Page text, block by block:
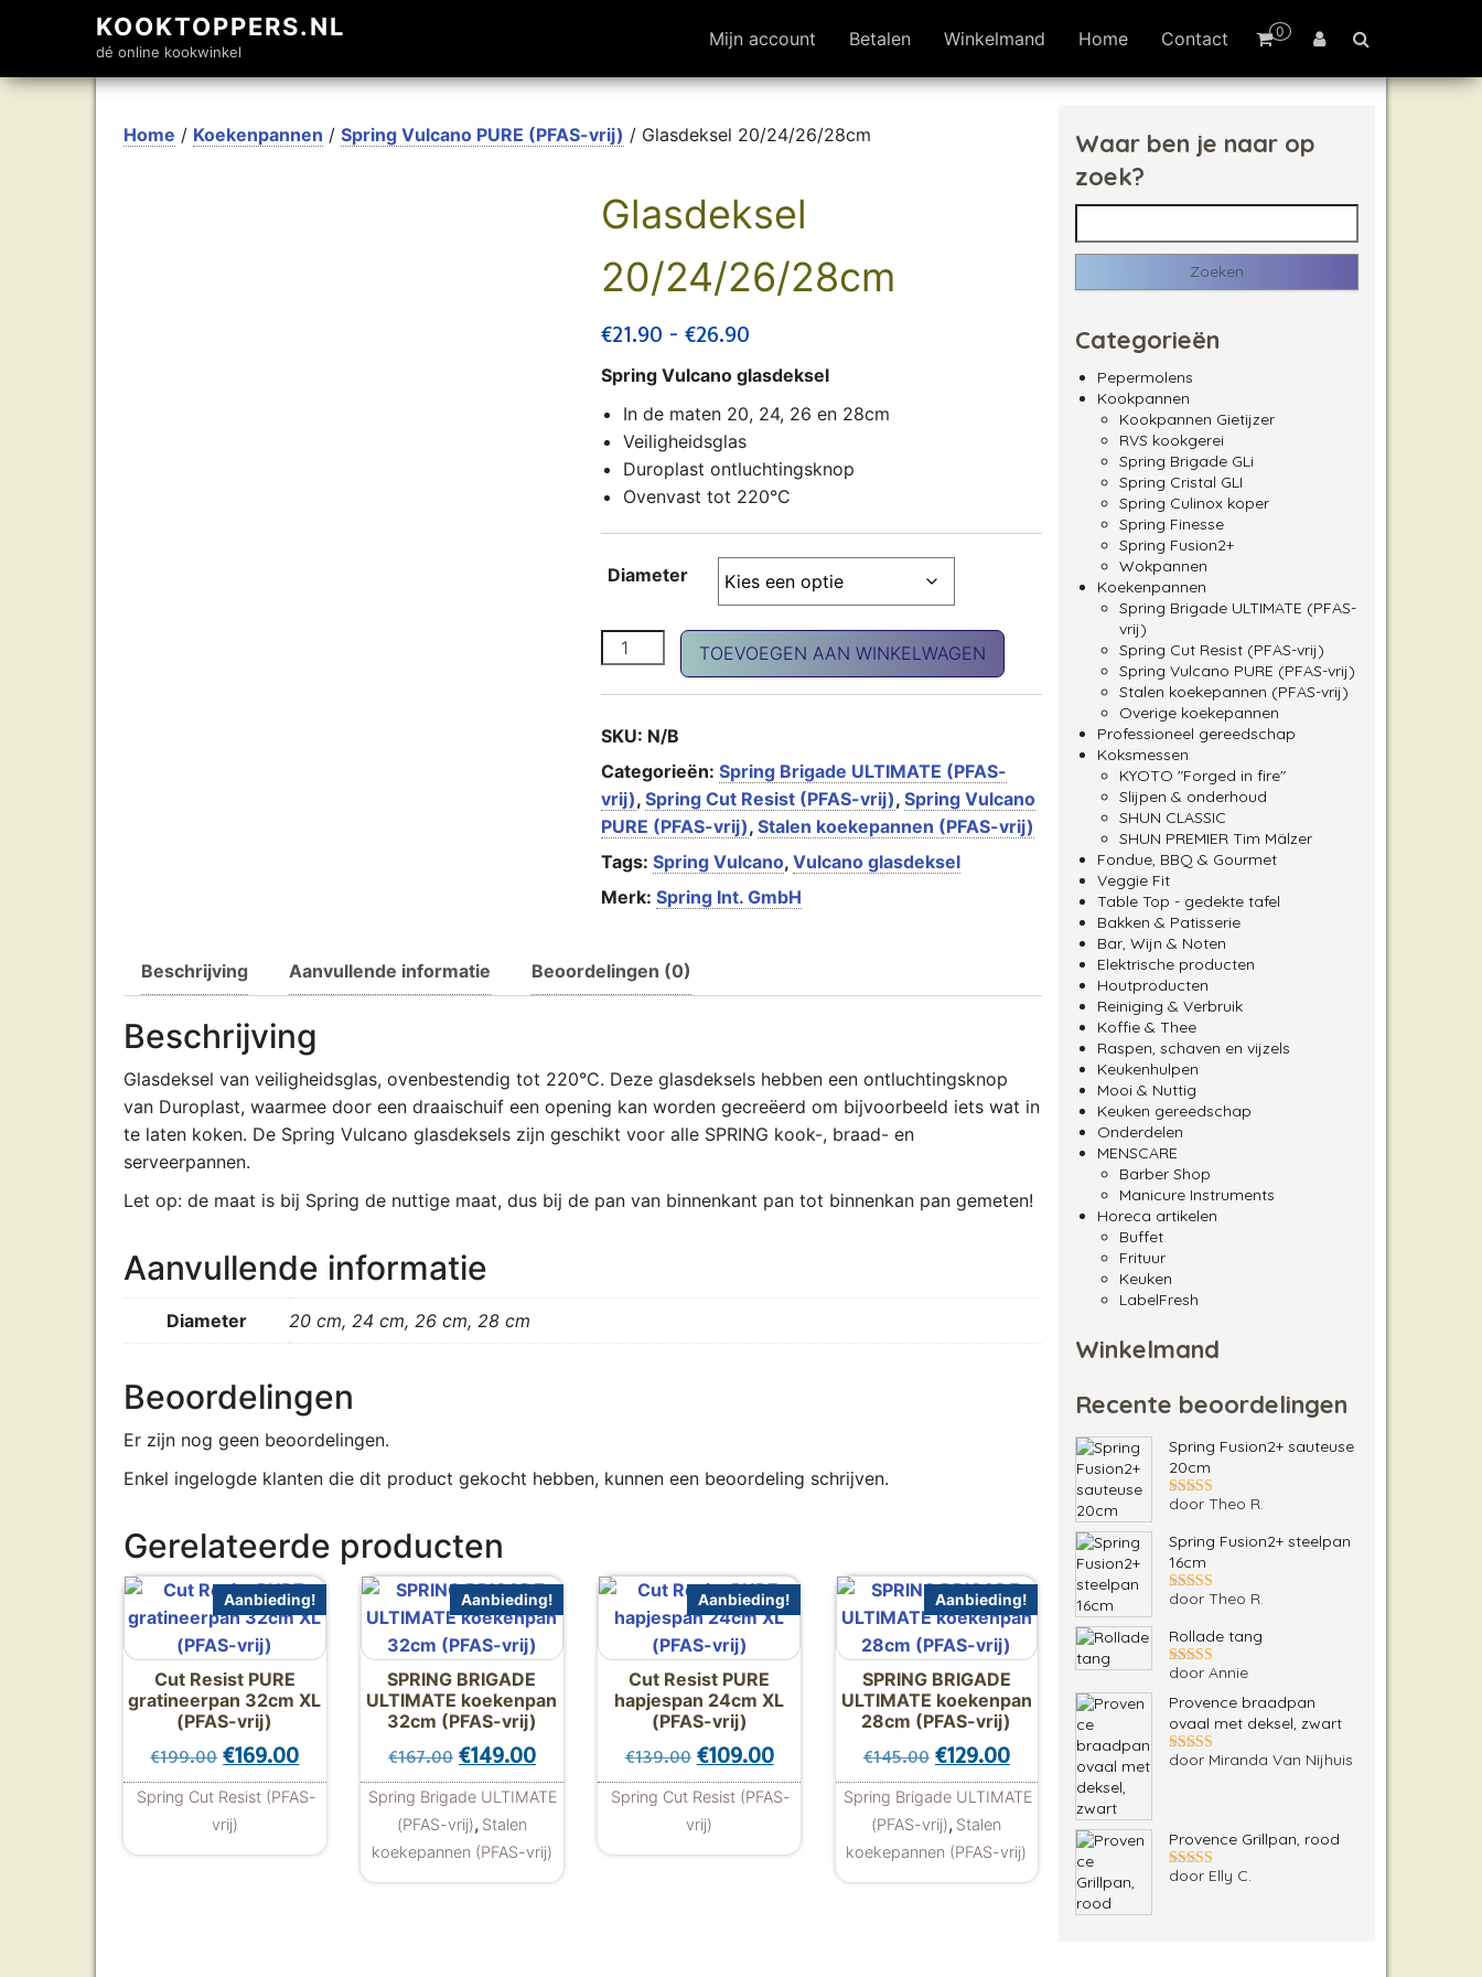
KOOKTOPPERS.NL
dé online kookwinkel
0
Mijn account Betalen Winkelmand Home Contact
Home / Koekenpannen / Spring Vulcano PURE (PFAS-vrij) / Glasdeksel 20/24/26/28cm
Glasdeksel
20/24/26/28cm
€21.90 - €26.90Prijsklasse: €21.90 tot €26.90
Spring Vulcano glasdeksel
In de maten 20, 24, 26 en 28cm
Veiligheidsglas
Duroplast ontluchtingsknop
Ovenvast tot 220°C
Diameter
Glasdeksel 20/24/26/28cm aantal
TOEVOEGEN AAN WINKELWAGEN
SKU: N/B
Categorieën: Spring Brigade ULTIMATE (PFAS-
vrij), Spring Cut Resist (PFAS-vrij), Spring Vulcano
PURE (PFAS-vrij), Stalen koekepannen (PFAS-vrij)
Tags: Spring Vulcano, Vulcano glasdeksel
Merk: Spring Int. GmbH
Beschrijving Aanvullende informatie Beoordelingen (0)
Beschrijving
Glasdeksel van veiligheidsglas, ovenbestendig tot 220°C. Deze glasdeksels hebben een ontluchtingsknop
van Duroplast, waarmee door een draaischuif een opening kan worden gecreëerd om bijvoorbeeld iets wat in
te laten koken. De Spring Vulcano glasdeksels zijn geschikt voor alle SPRING kook-, braad- en
serveerpannen.
Let op: de maat is bij Spring de nuttige maat, dus bij de pan van binnenkant pan tot binnenkan pan gemeten!
Aanvullende informatie
Diameter 20 cm, 24 cm, 26 cm, 28 cm
Beoordelingen
Er zijn nog geen beoordelingen.
Enkel ingelogde klanten die dit product gekocht hebben, kunnen een beoordeling schrijven.
Gerelateerde producten
Aanbieding!
Cut Resist PURE
gratineerpan 32cm XL
(PFAS-vrij)
€199.00 Oorspronkelijke prijs was: €199.00.
€169.00Huidige prijs is: €169.00.
Spring Cut Resist (PFAS-
vrij)
Aanbieding!
SPRING BRIGADE
ULTIMATE koekenpan
32cm (PFAS-vrij)
€167.00 Oorspronkelijke prijs was: €167.00.
€149.00Huidige prijs is: €149.00.
Spring Brigade ULTIMATE
(PFAS-vrij), Stalen
koekepannen (PFAS-vrij)
Aanbieding!
Cut Resist PURE
hapjespan 24cm XL
(PFAS-vrij)
€139.00 Oorspronkelijke prijs was: €139.00.
€109.00Huidige prijs is: €109.00.
Spring Cut Resist (PFAS-
vrij)
Aanbieding!
SPRING BRIGADE
ULTIMATE koekenpan
28cm (PFAS-vrij)
€145.00 Oorspronkelijke prijs was: €145.00.
€129.00Huidige prijs is: €129.00.
Spring Brigade ULTIMATE
(PFAS-vrij), Stalen
koekepannen (PFAS-vrij)
Waar ben je naar op
zoek?
Zoeken naar:
Categorieën
Pepermolens
Kookpannen
Kookpannen Gietijzer
RVS kookgerei
Spring Brigade GLi
Spring Cristal GLI
Spring Culinox koper
Spring Finesse
Spring Fusion2+
Wokpannen
Koekenpannen
Spring Brigade ULTIMATE (PFAS-
vrij)
Spring Cut Resist (PFAS-vrij)
Spring Vulcano PURE (PFAS-vrij)
Stalen koekepannen (PFAS-vrij)
Overige koekepannen
Professioneel gereedschap
Koksmessen
KYOTO "Forged in fire"
Slijpen & onderhoud
SHUN CLASSIC
SHUN PREMIER Tim Mälzer
Fondue, BBQ & Gourmet
Veggie Fit
Table Top - gedekte tafel
Bakken & Patisserie
Bar, Wijn & Noten
Elektrische producten
Houtproducten
Reiniging & Verbruik
Koffie & Thee
Raspen, schaven en vijzels
Keukenhulpen
Mooi & Nuttig
Keuken gereedschap
Onderdelen
MENSCARE
Barber Shop
Manicure Instruments
Horeca artikelen
Buffet
Frituur
Keuken
LabelFresh
Winkelmand
Recente beoordelingen
Spring Fusion2+ sauteuse
20cm
Gewaardeerd
door Theo R.
Spring Fusion2+ steelpan
16cm
Gewaardeerd
door Theo R.
Rollade tang
Gewaardeerd
door Annie
Provence braadpan
ovaal met deksel, zwart
Gewaardeerd
door Miranda Van Nijhuis
Provence Grillpan, rood
Gewaardeerd
door Elly C.